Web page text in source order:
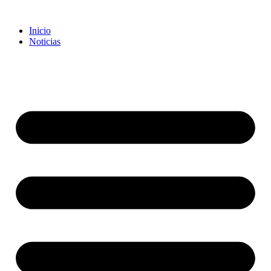
Inicio
Noticias